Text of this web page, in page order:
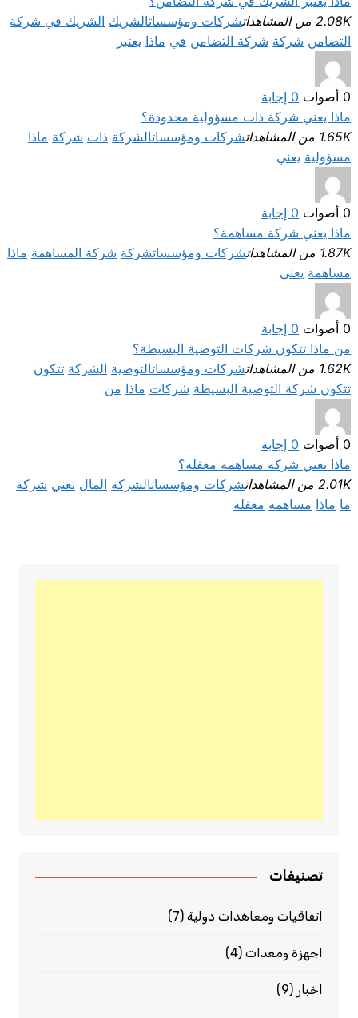
2.08K من المشاهدات
شركات ومؤسساتالشريك الشريك في شركة
التضامن شركة شركة التضامن في ماذا يعتبر
0 أصوات 0 إجابة
ماذا يعني شركة ذات مسؤولية محدودة؟
1.65K من المشاهدات
شركات ومؤسساتالشركة ذات شركة ماذا
مسؤولية يعني
0 أصوات 0 إجابة
ماذا يعني شركة مساهمة؟
1.87K من المشاهدات
شركات ومؤسساتشركة شركة المساهمة ماذا
مساهمة يعني
0 أصوات 0 إجابة
من ماذا تتكون شركات التوصية البسيطة؟
1.62K من المشاهدات
شركات ومؤسساتالتوصية الشركة تتكون
تتكون شركة التوصية البسيطة شركات ماذا من
0 أصوات 0 إجابة
ماذا تعني شركة مساهمة مغفلة؟
2.01K من المشاهدات
شركات ومؤسساتالشركة المال تعني شركة
ما ماذا مساهمة مغفلة
تصنيفات
اتفاقيات ومعاهدات دولية(7)
اجهزة ومعدات(4)
اخبار (9)